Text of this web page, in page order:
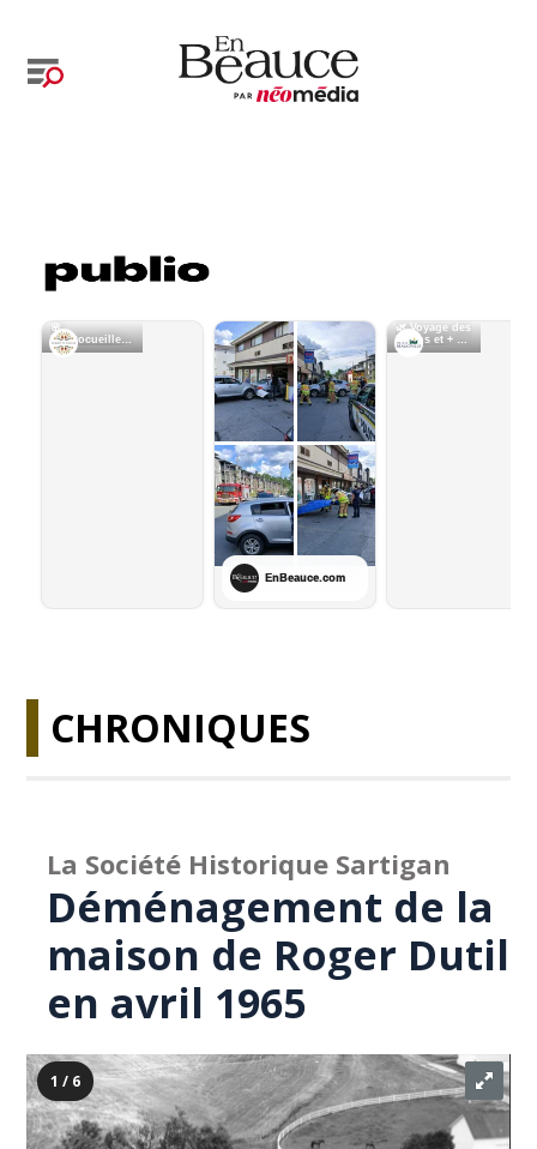
CHRONIQUES
La Société Historique Sartigan
Déménagement de la
maison de Roger Dutil
en avril 1965
1 / 6